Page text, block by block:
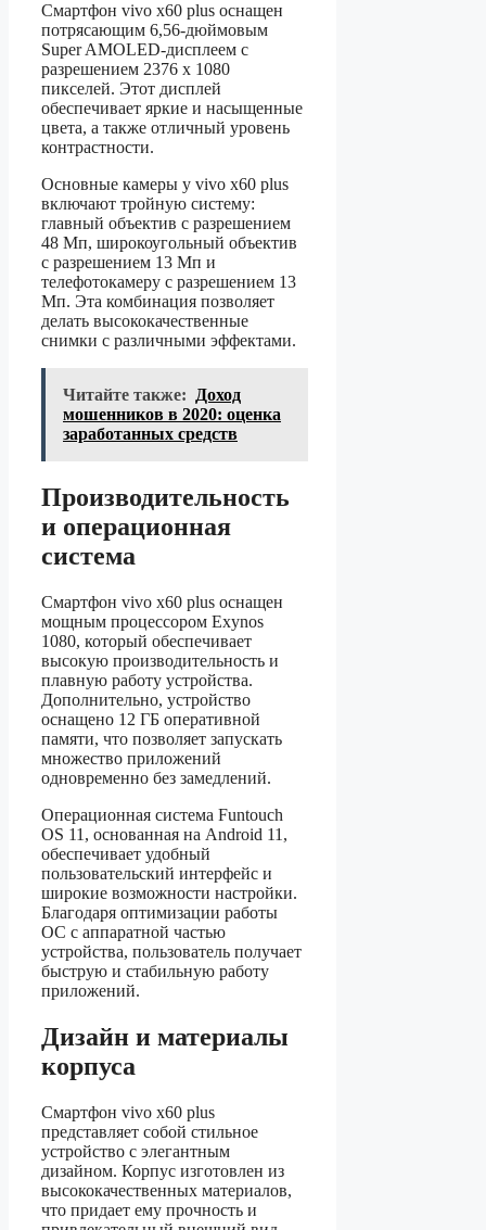
Смартфон vivo x60 plus оснащен
потрясающим 6,56-дюймовым
Super AMOLED-дисплеем с
разрешением 2376 x 1080
пикселей. Этот дисплей
обеспечивает яркие и насыщенные
цвета, а также отличный уровень
контрастности.
Основные камеры у vivo x60 plus
включают тройную систему:
главный объектив с разрешением
48 Мп, широкоугольный объектив
с разрешением 13 Мп и
телефотокамеру с разрешением 13
Мп. Эта комбинация позволяет
делать высококачественные
снимки с различными эффектами.
Читайте также: Доход
мошенников в 2020: оценка
заработанных средств
Производительность
и операционная
система
Смартфон vivo x60 plus оснащен
мощным процессором Exynos
1080, который обеспечивает
высокую производительность и
плавную работу устройства.
Дополнительно, устройство
оснащено 12 ГБ оперативной
памяти, что позволяет запускать
множество приложений
одновременно без замедлений.
Операционная система Funtouch
OS 11, основанная на Android 11,
обеспечивает удобный
пользовательский интерфейс и
широкие возможности настройки.
Благодаря оптимизации работы
ОС с аппаратной частью
устройства, пользователь получает
быструю и стабильную работу
приложений.
Дизайн и материалы
корпуса
Смартфон vivo x60 plus
представляет собой стильное
устройство с элегантным
дизайном. Корпус изготовлен из
высококачественных материалов,
что придает ему прочность и